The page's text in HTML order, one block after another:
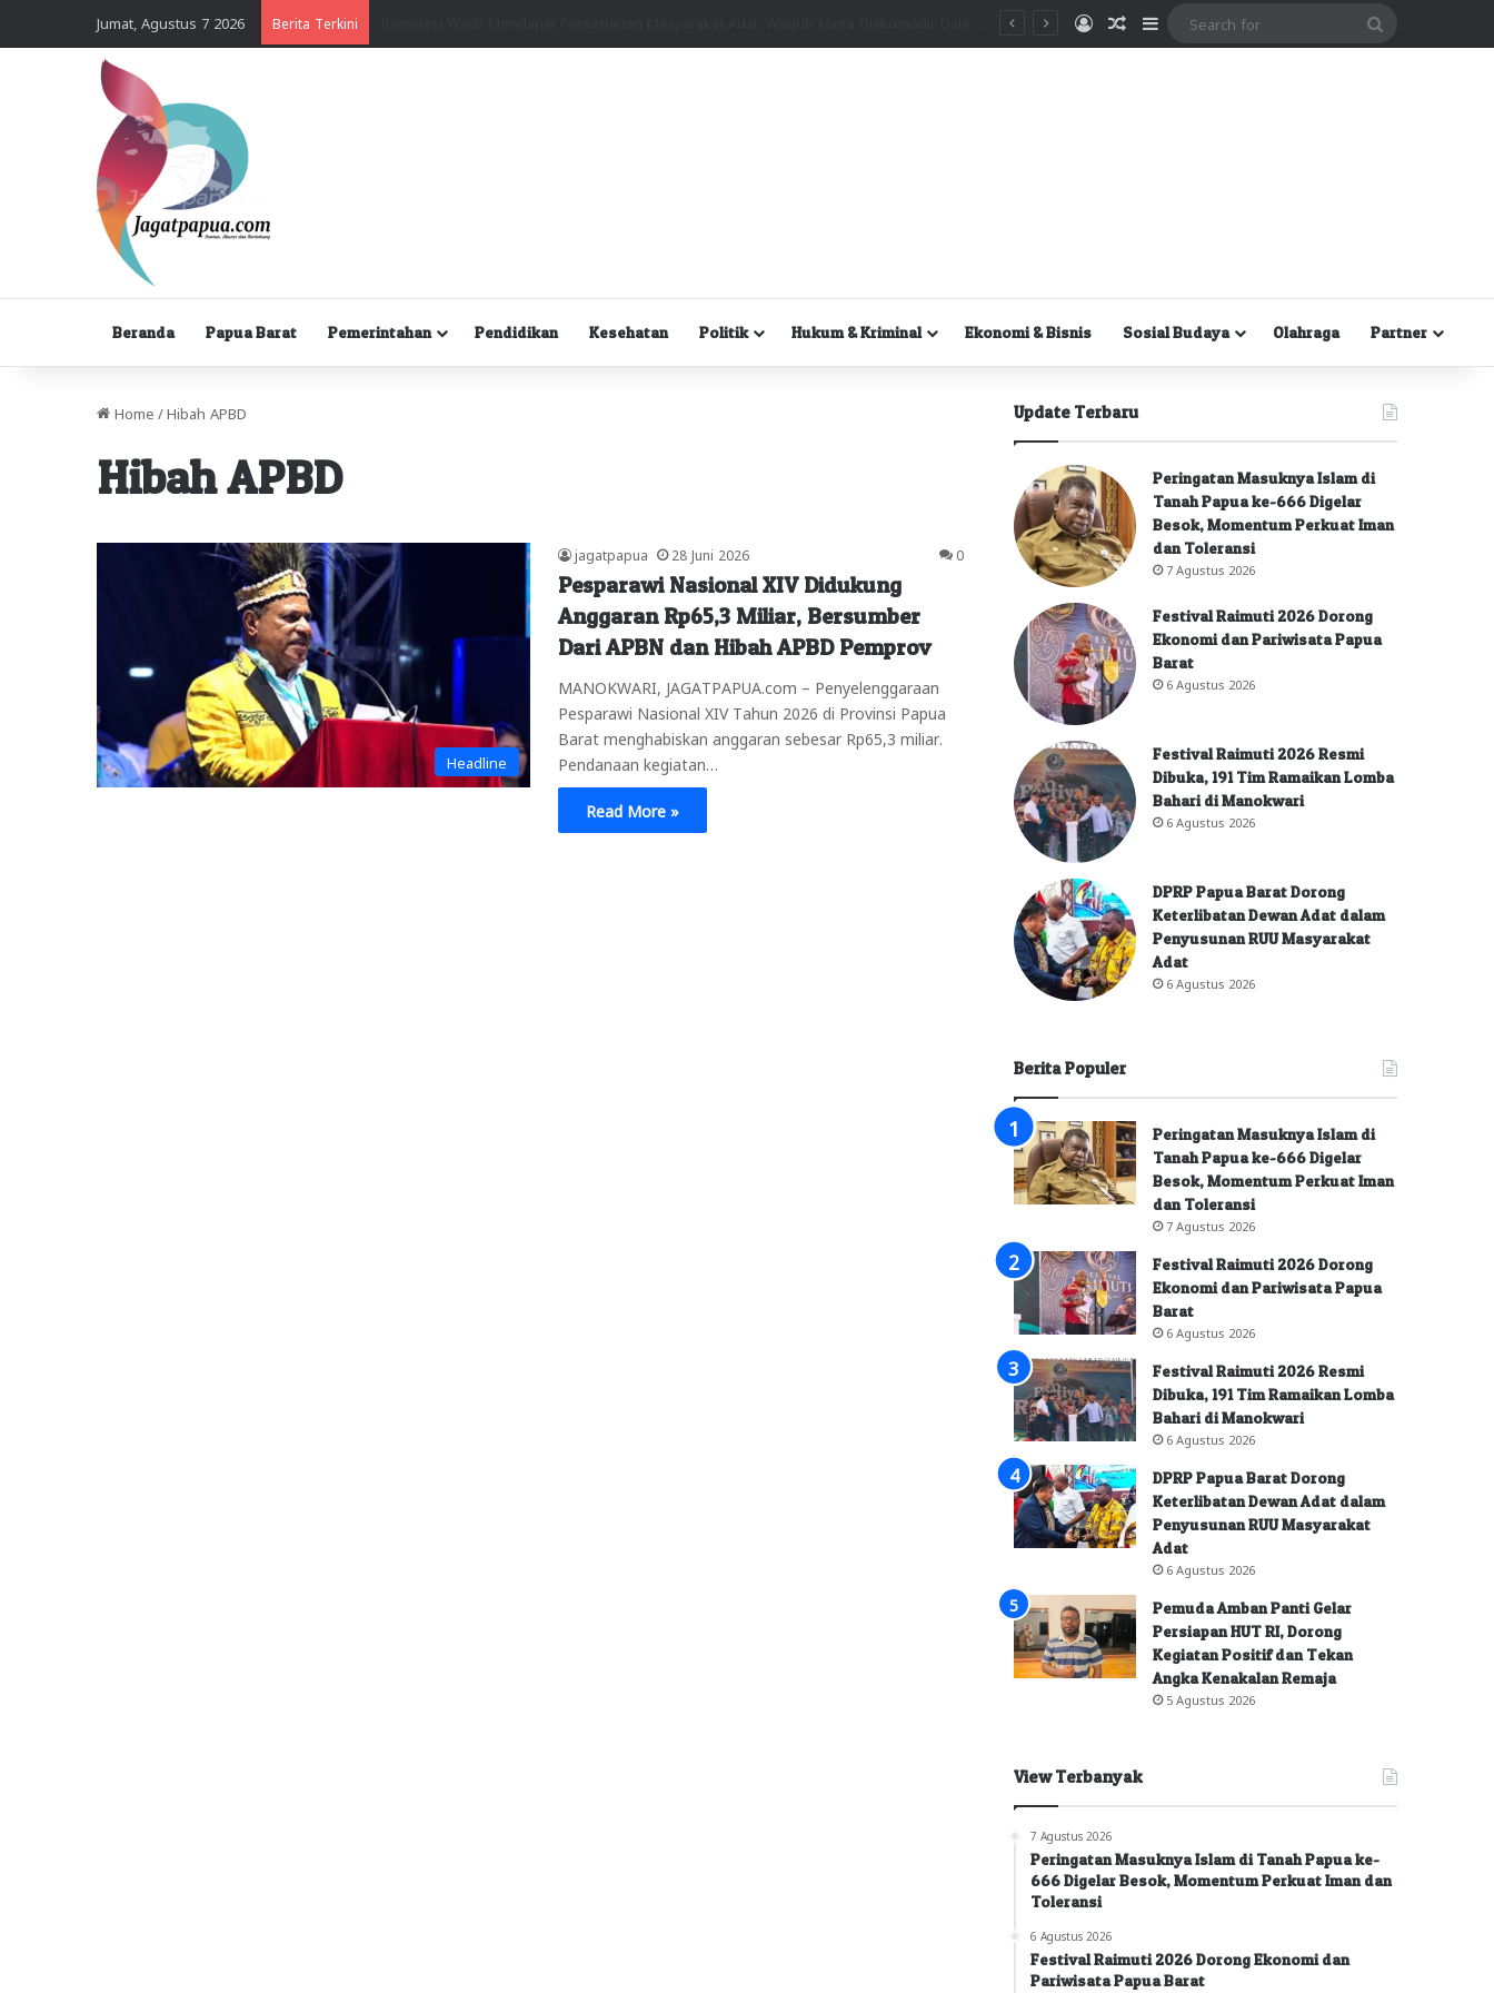
Jumat, Agustus 7 2026 Berita Terkini MasukRandom Article
Sidebar
Beranda Papua Barat Pemerintahan Pendidikan Kesehatan Politik Hukum & Kriminal Ekonomi & Bisnis Sosial Budaya Olahraga Partner
Home / Hibah APBD
Hibah APBD
Headline
jagatpapua 28 Juni 2026 0
Pesparawi Nasional XIV Didukung
Anggaran Rp65,3 Miliar, Bersumber
Dari APBN dan Hibah APBD Pemprov
MANOKWARI, JAGATPAPUA.com – Penyelenggaraan
Pesparawi Nasional XIV Tahun 2026 di Provinsi Papua
Barat menghabiskan anggaran sebesar Rp65,3 miliar.
Pendanaan kegiatan…
Read More »
Update Terbaru
Peringatan Masuknya Islam di
Tanah Papua ke-666 Digelar
Besok, Momentum Perkuat Iman
dan Toleransi
7 Agustus 2026
Festival Raimuti 2026 Dorong
Ekonomi dan Pariwisata Papua
Barat
6 Agustus 2026
Festival Raimuti 2026 Resmi
Dibuka, 191 Tim Ramaikan Lomba
Bahari di Manokwari
6 Agustus 2026
DPRP Papua Barat Dorong
Keterlibatan Dewan Adat dalam
Penyusunan RUU Masyarakat
Adat
6 Agustus 2026
Berita Populer
Peringatan Masuknya Islam di
Tanah Papua ke-666 Digelar
Besok, Momentum Perkuat Iman
dan Toleransi
7 Agustus 2026
Festival Raimuti 2026 Dorong
Ekonomi dan Pariwisata Papua
Barat
6 Agustus 2026
Festival Raimuti 2026 Resmi
Dibuka, 191 Tim Ramaikan Lomba
Bahari di Manokwari
6 Agustus 2026
DPRP Papua Barat Dorong
Keterlibatan Dewan Adat dalam
Penyusunan RUU Masyarakat
Adat
6 Agustus 2026
Pemuda Amban Panti Gelar
Persiapan HUT RI, Dorong
Kegiatan Positif dan Tekan
Angka Kenakalan Remaja
5 Agustus 2026
View Terbanyak
7 Agustus 2026
Peringatan Masuknya Islam di Tanah Papua ke-
666 Digelar Besok, Momentum Perkuat Iman dan
Toleransi
6 Agustus 2026
Festival Raimuti 2026 Dorong Ekonomi dan
Pariwisata Papua Barat